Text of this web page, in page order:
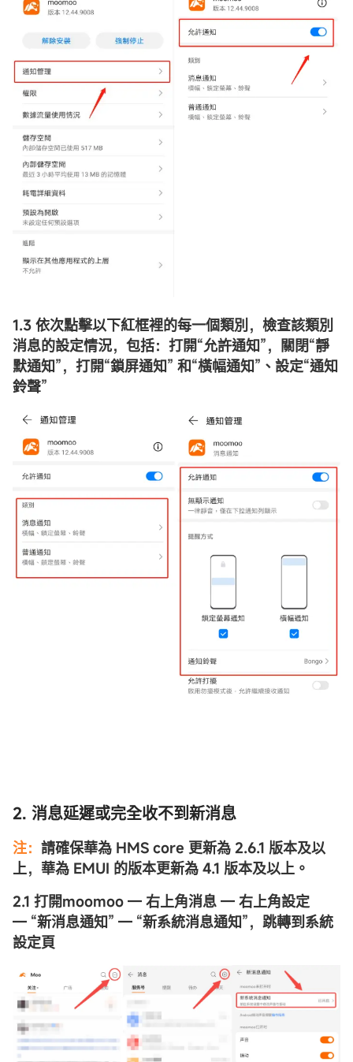
1.3 依次點擊以下紅框裡的每一個類別，檢查該類別
消息的設定情況，包括：打開“允許通知”，關閉“靜
默通知”，打開“鎖屏通知” 和“橫幅通知” 、設定“通知
鈴聲”
2. 消息延遲或完全收不到新消息
注： 請確保華為 HMS core 更新為 2.6.1 版本及以
上，華為 EMUI 的版本更新為 4.1 版本及以上。
2.1 打開moomoo — 右上角消息 — 右上角設定
— “新消息通知” — “新系統消息通知”，跳轉到系統
設定頁